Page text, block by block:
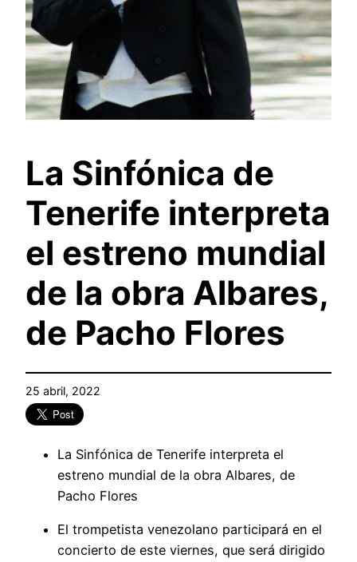
La Sinfónica de
Tenerife interpreta
el estreno mundial
de la obra Albares,
de Pacho Flores
25 abril, 2022
La Sinfónica de Tenerife interpreta el
estreno mundial de la obra Albares, de
Pacho Flores
El trompetista venezolano participará en el
concierto de este viernes, que será dirigido